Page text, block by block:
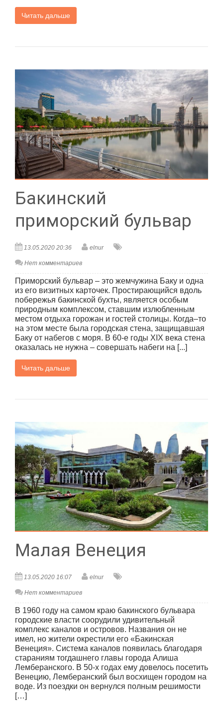
Читать дальше
Бакинский
приморский бульвар
13.05.2020 20:36 elnur
Нет комментариев
Приморский бульвар – это жемчужина Баку и одна
из его визитных карточек. Простирающийся вдоль
побережья бакинской бухты, является особым
природным комплексом, ставшим излюбленным
местом отдыха горожан и гостей столицы. Когда–то
на этом месте была городская стена, защищавшая
Баку от набегов с моря. В 60-е годы XIX века стена
оказалась не нужна – совершать набеги на [...]
Читать дальше
Малая Венеция
13.05.2020 16:07 elnur
Нет комментариев
В 1960 году на самом краю бакинского бульвара
городские власти соорудили удивительный
комплекс каналов и островов. Названия он не
имел, но жители окрестили его «Бакинская
Венеция». Система каналов появилась благодаря
стараниям тогдашнего главы города Алиша
Лемберанского. В 50-х годах ему довелось посетить
Венецию, Лемберанский был восхищен городом на
воде. Из поездки он вернулся полным решимости
[…]